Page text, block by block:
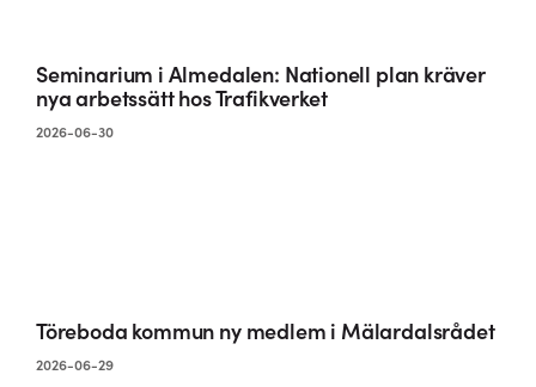
Seminarium i Almedalen: Nationell plan kräver
nya arbetssätt hos Trafikverket
2026-06-30
Töreboda kommun ny medlem i Mälardalsrådet
2026-06-29